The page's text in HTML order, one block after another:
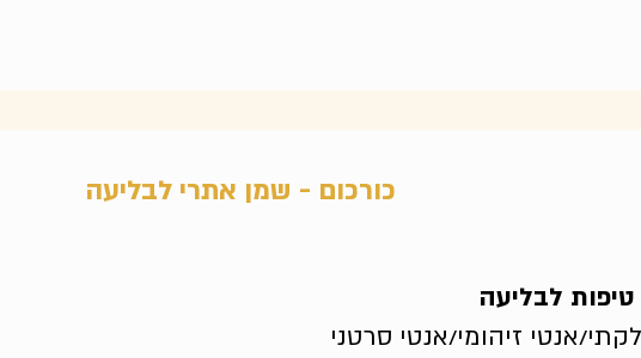
כורכום - שמן אתרי לבליעה
טיפות לבליעה
אנטי זיהומי/אנטי סרטני